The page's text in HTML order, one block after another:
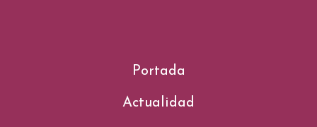
Portada
Actualidad